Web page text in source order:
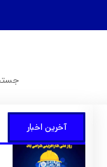
آخرین اخبار